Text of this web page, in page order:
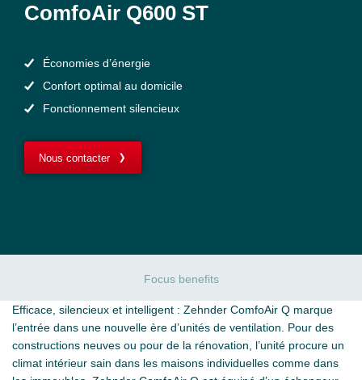
ComfoAir Q600 ST
Économies d’énergie
Confort optimal au domicile
Fonctionnement silencieux
Nous contacter
Focus benefits
Efficace, silencieux et intelligent : Zehnder ComfoAir Q marque
l’entrée dans une nouvelle ère d’unités de ventilation. Pour des
constructions neuves ou pour de la rénovation, l’unité procure un
climat intérieur sain dans les maisons individuelles comme dans